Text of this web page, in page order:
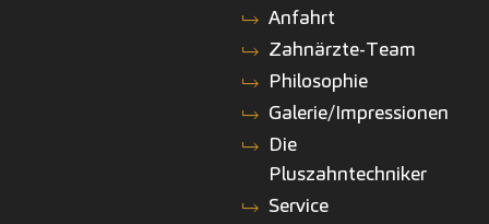
Anfahrt
Zahnärzte-Team
Philosophie
Galerie/Impressionen
Die
Pluszahntechniker
Service